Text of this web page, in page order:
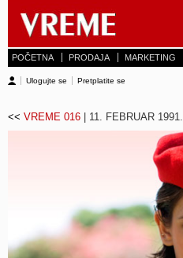
POČETNA PRODAJA MARKETING
Ulogujte se Pretplatite se
<< VREME 016 | 11. FEBRUAR 1991.